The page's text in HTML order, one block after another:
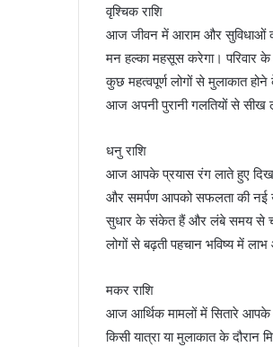
वृश्चिक राशि
आज जीवन में आराम और सुविधाओं
मन हल्का महसूस करेगा। परिवार
कुछ महत्वपूर्ण लोगों से मुलाकात
आज अपनी पुरानी गलतियों से सीख
धनु राशि
आज आपके प्रयास रंग लाते हुए
और समर्पण आपको सफलता की नई
सुधार के संकेत हैं और लंबे समय से
लोगों से बढ़ती पहचान भविष्य में
मकर राशि
आज आर्थिक मामलों में सितारे आपके
किसी यात्रा या मुलाकात के